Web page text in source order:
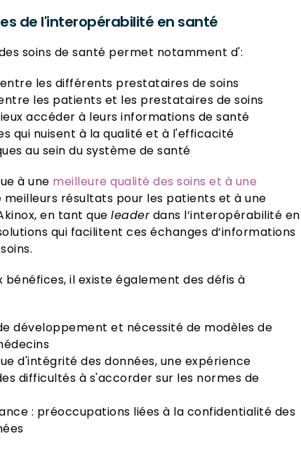
de l'interopérabilité en santé
soins de santé permet notamment d':
les différents prestataires de soins
les patients et les prestataires de soins
accéder à leurs informations de santé
qui nuisent à la qualité et à l'efficacité
au sein du système de santé
à une meilleure qualité des soins et à une
meilleurs résultats pour les patients et à une
en tant que leaderdans l’interopérabilité en
qui facilitent ces échanges d’informations
il existe également des défis à
développement et nécessité de modèles de
d'intégrité des données, une expérience
difficultés à s'accorder sur les normes de
: préoccupations liées à la confidentialité des